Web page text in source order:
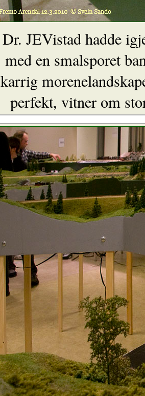
Dr. JEVistad hadde
med en smalsporet
karrig
perfekt, vitner om